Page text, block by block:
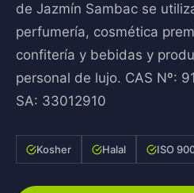
de Jazmín Sambac se
perfumería, cosmética
confitería y bebidas y
personal de lujo. CAS Nº:
SA: 33012910
Kosher Halal ISO